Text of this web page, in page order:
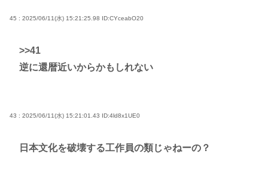
45 : 2025/06/11(水) 15:21:25.98 ID:CYceabO20
>>41
逆に還暦近いからかもしれない
43 : 2025/06/11(水) 15:21:01.43 ID:4ld8x1UE0
日本文化を破壊する工作員の類じゃねーの？